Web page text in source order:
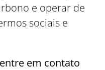
e operar de
sociais e
em contato